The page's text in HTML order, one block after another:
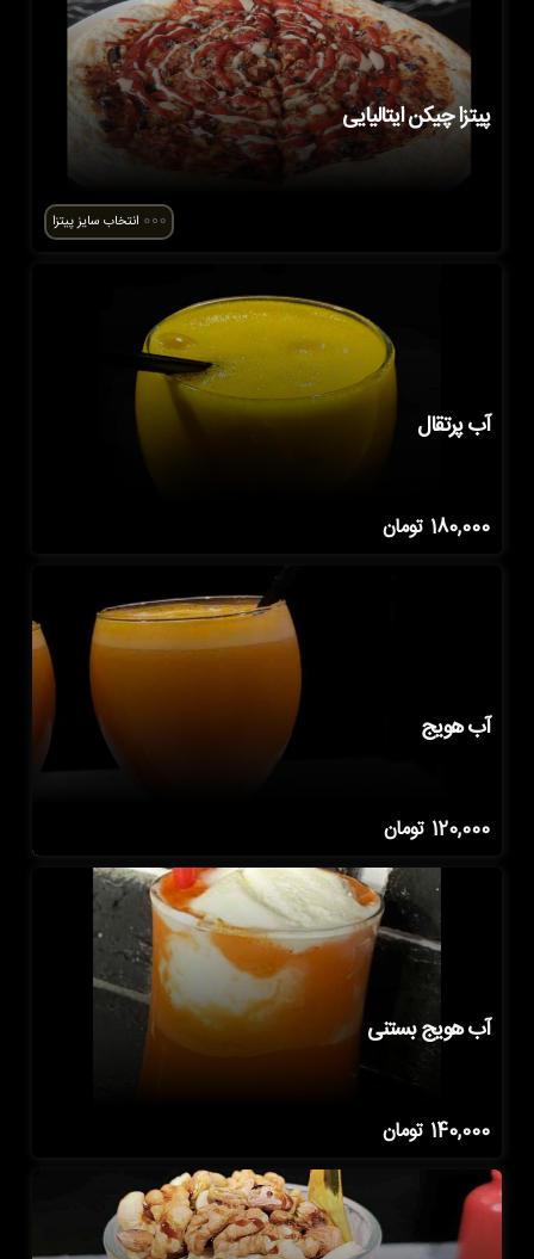
پیتزا چیکن ایتالیایی
انتخاب سایز پیتزا
آب پرتقال
180,000 تومان
آب هویج
120,000 تومان
آب هویج بستنی
140,000 تومان